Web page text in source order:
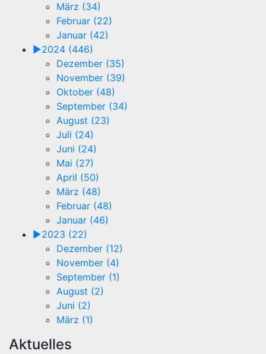
März (34)
Februar (22)
Januar (42)
►2024 (446)
Dezember (35)
November (39)
Oktober (48)
September (34)
August (23)
Juli (24)
Juni (24)
Mai (27)
April (50)
März (48)
Februar (48)
Januar (46)
►2023 (22)
Dezember (12)
November (4)
September (1)
August (2)
Juni (2)
März (1)
Aktuelles